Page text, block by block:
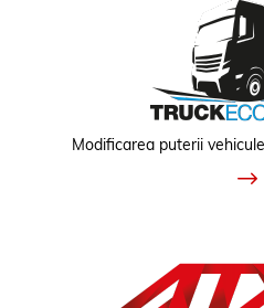
Modificarea puterii